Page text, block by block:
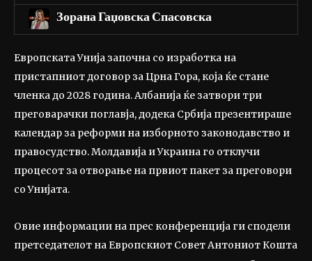
Зорана Гаџовска Спасовска
Европската Унија започна со изработка на
пристапниот договор за Црна Гора, која ќе стане
членка до 2028 година. Албанија ќе затвори три
преговарачки поглавја, додека Србија презентираше
календар за реформи на изборното законодавство и
правосудство. Молдавија и Украина го отклучи
процесот за отворање на првиот пакет за преговори
со Унијата.
Овие информации на прес конференција ги сподели
претседателот на Европскиот Совет Антониот Кошта